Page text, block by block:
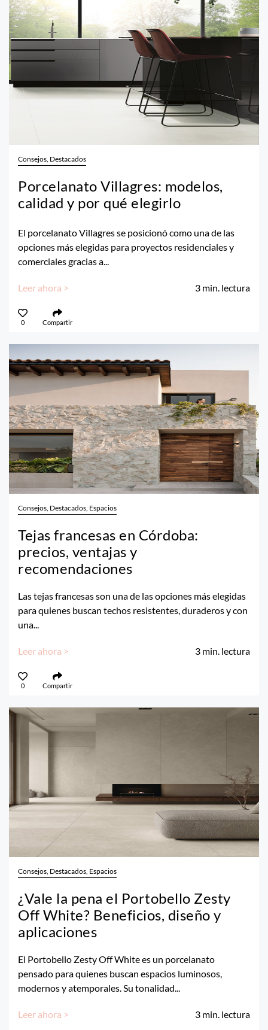
Consejos, Destacados
Porcelanato Villagres: modelos,
calidad y por qué elegirlo
El porcelanato Villagres se posicionó como una de las
opciones más elegidas para proyectos residenciales y
comerciales gracias a...
Leer ahora > 3 min. lectura
0 Compartir
Consejos, Destacados, Espacios
Tejas francesas en Córdoba:
precios, ventajas y
recomendaciones
Las tejas francesas son una de las opciones más elegidas
para quienes buscan techos resistentes, duraderos y con
una...
Leer ahora > 3 min. lectura
0 Compartir
Consejos, Destacados, Espacios
¿Vale la pena el Portobello Zesty
Off White? Beneficios, diseño y
aplicaciones
El Portobello Zesty Off White es un porcelanato
pensado para quienes buscan espacios luminosos,
modernos y atemporales. Su tonalidad...
Leer ahora > 3 min. lectura